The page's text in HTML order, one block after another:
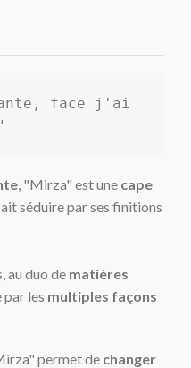
face j'ai
, "Mirza" est une cape
séduire par ses finitions
au duo de matières
par les multiples façons
permet de changer